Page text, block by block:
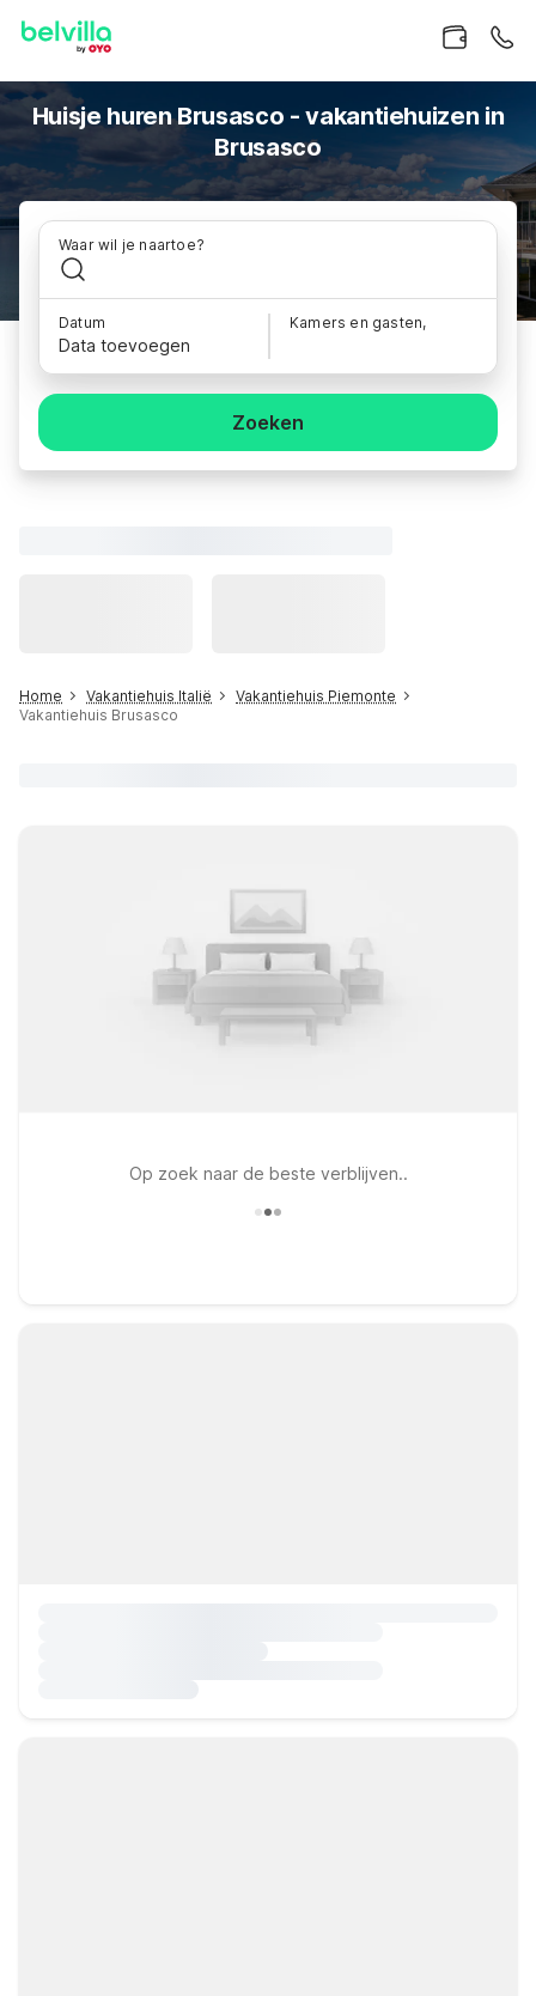
Huisje huren Brusasco - vakantiehuizen in
Brusasco
Waar wil je naartoe?
Datum
Data toevoegen
Kamers en gasten,
Zoeken
Home Vakantiehuis Italië
Vakantiehuis Piemonte
Vakantiehuis Brusasco
Op zoek naar de beste verblijven..